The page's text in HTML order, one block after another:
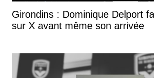
Girondins : Dominique Delport
sur X avant même son arrivée